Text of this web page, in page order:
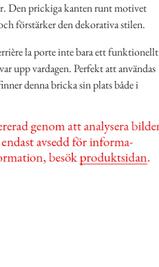
Den prickiga kanten runt motivet
förstärker den dekorativa stilen.
la porte inte bara ett funktionellt
upp vardagen. Perfekt att användas
denna bricka sin plats både i